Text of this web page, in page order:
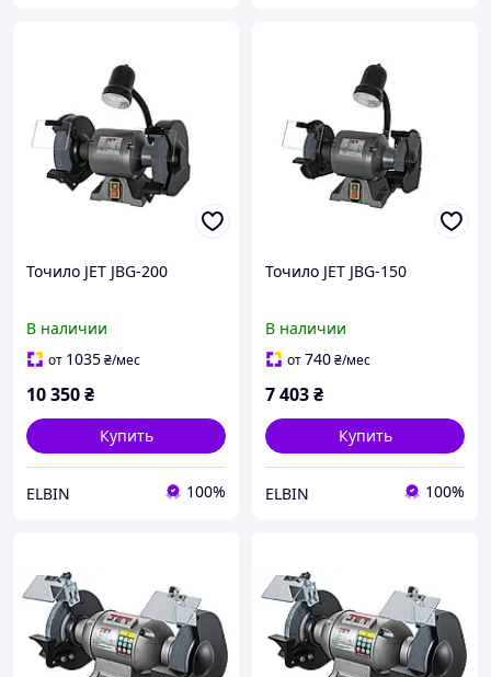
Точило JET JBG-200
В наличии
от 1035₴/мес
10 350₴
Купить
ELBIN 100%
Точило JET JBG-150
В наличии
от740₴/мес
7 403₴
Купить
ELBIN 100%